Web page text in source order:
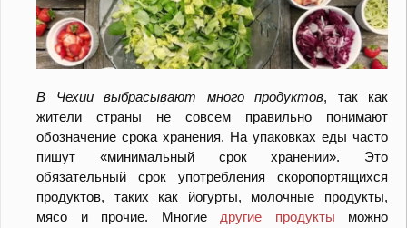
В Чехии выбрасывают много продуктов, так как
жители страны не совсем правильно понимают
обозначение срока хранения. На упаковках еды часто
пишут «минимальный срок хранении». Это
обязательный срок употребления скоропортящихся
продуктов, таких как йогурты, молочные продукты,
мясо и прочие. Многие другие продукты можно